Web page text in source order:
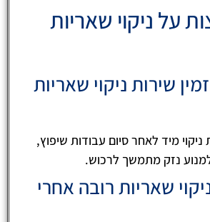
על ניקוי שאריות
שירות ניקוי שאריות
מיד לאחר סיום עבודות שיפוץ,
נזק מתמשך לרכוש.
שאריות רובה אחרי